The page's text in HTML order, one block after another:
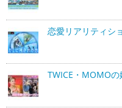
恋愛リアリティシ
TWICE・MOMO